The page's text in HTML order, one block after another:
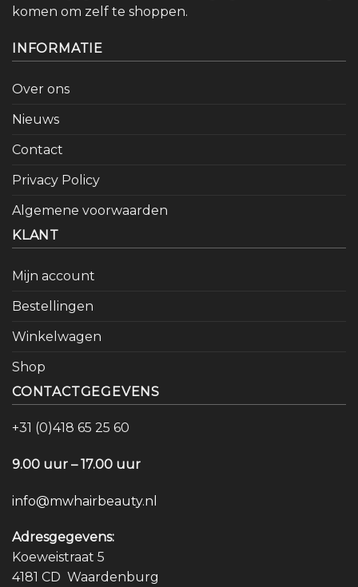
komen om zelf te shoppen.
INFORMATIE
Over ons
Nieuws
Contact
Privacy Policy
Algemene voorwaarden
KLANT
Mijn account
Bestellingen
Winkelwagen
Shop
CONTACTGEGEVENS
+31 (0)418 65 25 60
9.00 uur – 17.00 uur
info@mwhairbeauty.nl
Adresgegevens:
Koeweistraat 5
4181 CD Waardenburg